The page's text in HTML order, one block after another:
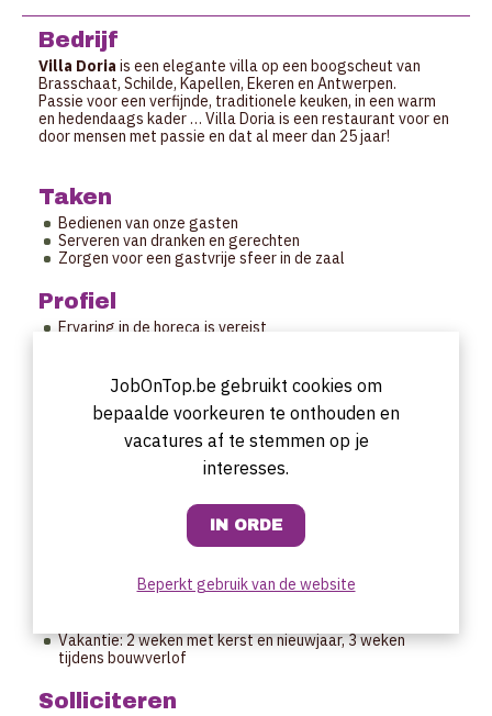
Bedrijf
Villa Doria is een elegante villa op een boogscheut van
Brasschaat, Schilde, Kapellen, Ekeren en Antwerpen.
Passie voor een verfijnde, traditionele keuken, in een warm
en hedendaags kader … Villa Doria is een restaurant voor en
door mensen met passie en dat al meer dan 25 jaar!
Taken
Bedienen van onze gasten
Serveren van dranken en gerechten
Zorgen voor een gastvrije sfeer in de zaal
Profiel
Ervaring in de horeca is vereist
Uurrooster
Twee vaste dagen per week
Woensdag en donderdag van 12u00 - 15u00 en van 18u00
Vakantie: 2 weken met kerst en nieuwjaar, 3 weken
tijdens bouwverlof
Solliciteren
JobOnTop.be gebruikt cookies om
bepaalde voorkeuren te onthouden en
vacatures af te stemmen op je
interesses.
Beperkt gebruik van de website